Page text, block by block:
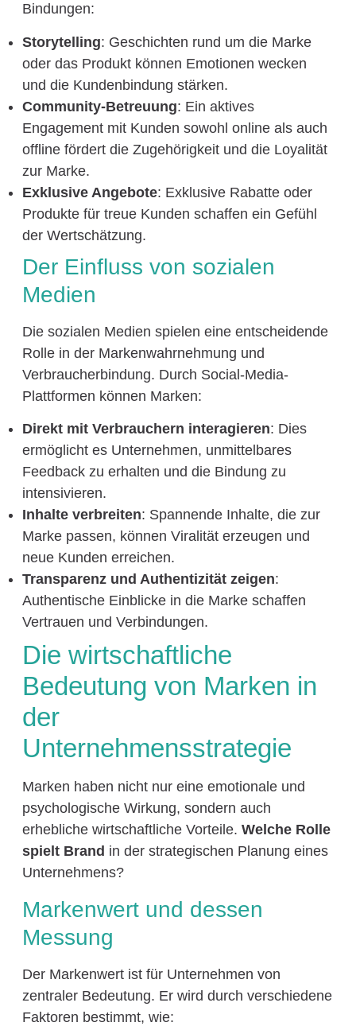
Bindungen:
Storytelling: Geschichten rund um die Marke
oder das Produkt können Emotionen wecken
und die Kundenbindung stärken.
Community-Betreuung: Ein aktives
Engagement mit Kunden sowohl online als auch
offline fördert die Zugehörigkeit und die Loyalität
zur Marke.
Exklusive Angebote: Exklusive Rabatte oder
Produkte für treue Kunden schaffen ein Gefühl
der Wertschätzung.
Der Einfluss von sozialen
Medien
Die sozialen Medien spielen eine entscheidende
Rolle in der Markenwahrnehmung und
Verbraucherbindung. Durch Social-Media-
Plattformen können Marken:
Direkt mit Verbrauchern interagieren: Dies
ermöglicht es Unternehmen, unmittelbares
Feedback zu erhalten und die Bindung zu
intensivieren.
Inhalte verbreiten: Spannende Inhalte, die zur
Marke passen, können Viralität erzeugen und
neue Kunden erreichen.
Transparenz und Authentizität zeigen:
Authentische Einblicke in die Marke schaffen
Vertrauen und Verbindungen.
Die wirtschaftliche
Bedeutung von Marken in
der
Unternehmensstrategie
Marken haben nicht nur eine emotionale und
psychologische Wirkung, sondern auch
erhebliche wirtschaftliche Vorteile. Welche Rolle
spielt Brand in der strategischen Planung eines
Unternehmens?
Markenwert und dessen
Messung
Der Markenwert ist für Unternehmen von
zentraler Bedeutung. Er wird durch verschiedene
Faktoren bestimmt, wie: